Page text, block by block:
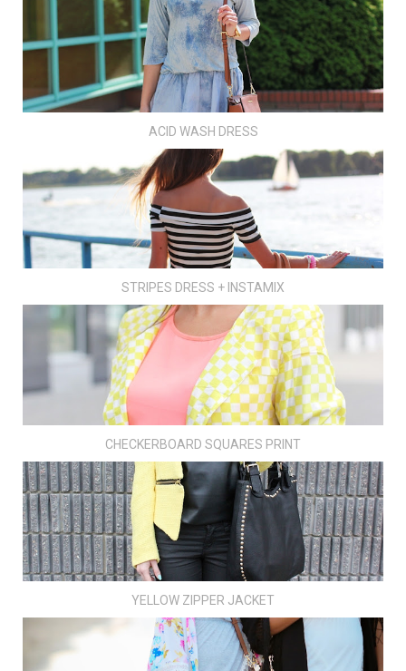
ACID WASH DRESS
STRIPES DRESS + INSTAMIX
CHECKERBOARD SQUARES PRINT
YELLOW ZIPPER JACKET